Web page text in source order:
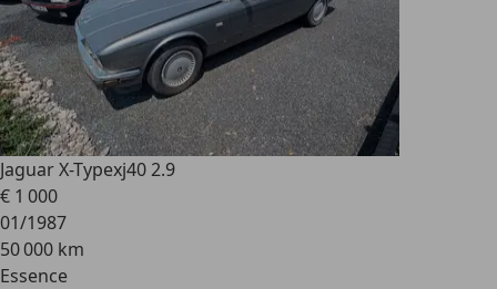
Jaguar X-Typexj40 2.9
€ 1 000
01/1987
50 000 km
Essence